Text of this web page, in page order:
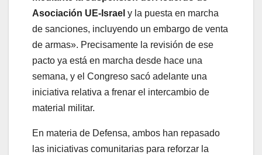
Asociación UE-Israel y la puesta en marcha
de sanciones, incluyendo un embargo de venta
de armas». Precisamente la revisión de ese
pacto ya está en marcha desde hace una
semana, y el Congreso sacó adelante una
iniciativa relativa a frenar el intercambio de
material militar.
En materia de Defensa, ambos han repasado
las iniciativas comunitarias para reforzar la